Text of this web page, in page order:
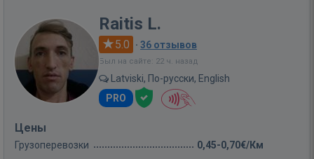
Raitis L.
5.0 · 36 отзывов
Был на сайте: 22 ч. назад
Latviski, По-русски, English
PRO
Цены
Грузоперевозки 0,45-0,70€/Км